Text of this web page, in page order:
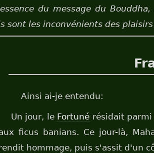
du message du
sont les inconvénients des plaisirs
Ainsi ai-je entendu:
Un jour, le Fortuné résidait parmi
ficus banians. Ce jour-là,
hommage, puis s'assit d'un